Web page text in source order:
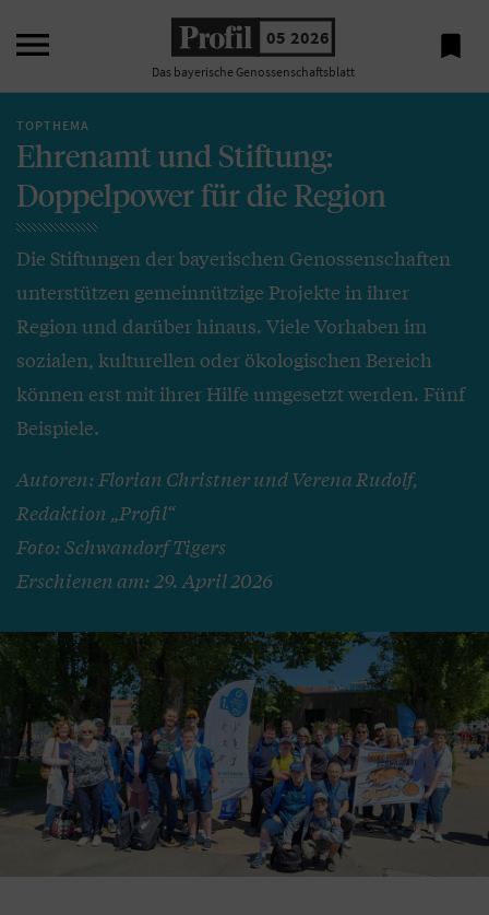
 05 2026
Das bayerische Genossenschaftsblatt

TOPTHEMA
Ehrenamt und Stiftung:
Doppelpower für die Region
Die Stiftungen der bayerischen Genossenschaften
unterstützen gemeinnützige Projekte in ihrer
Region und darüber hinaus. Viele Vorhaben im
sozialen, kulturellen oder ökologischen Bereich
können erst mit ihrer Hilfe umgesetzt werden. Fünf
Beispiele.
Autoren: Florian Christner und Verena Rudolf,
Redaktion „Profil“
Foto: Schwandorf Tigers
Erschienen am: 29. April 2026